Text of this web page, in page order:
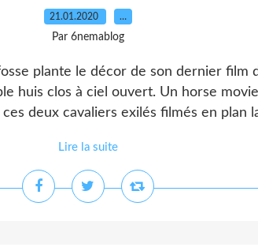
21.01.2020 …
Par 6nemablog
plante le décor de son dernier film
huis clos à ciel ouvert. Un horse
deux cavaliers exilés filmés en plan
Lire la suite